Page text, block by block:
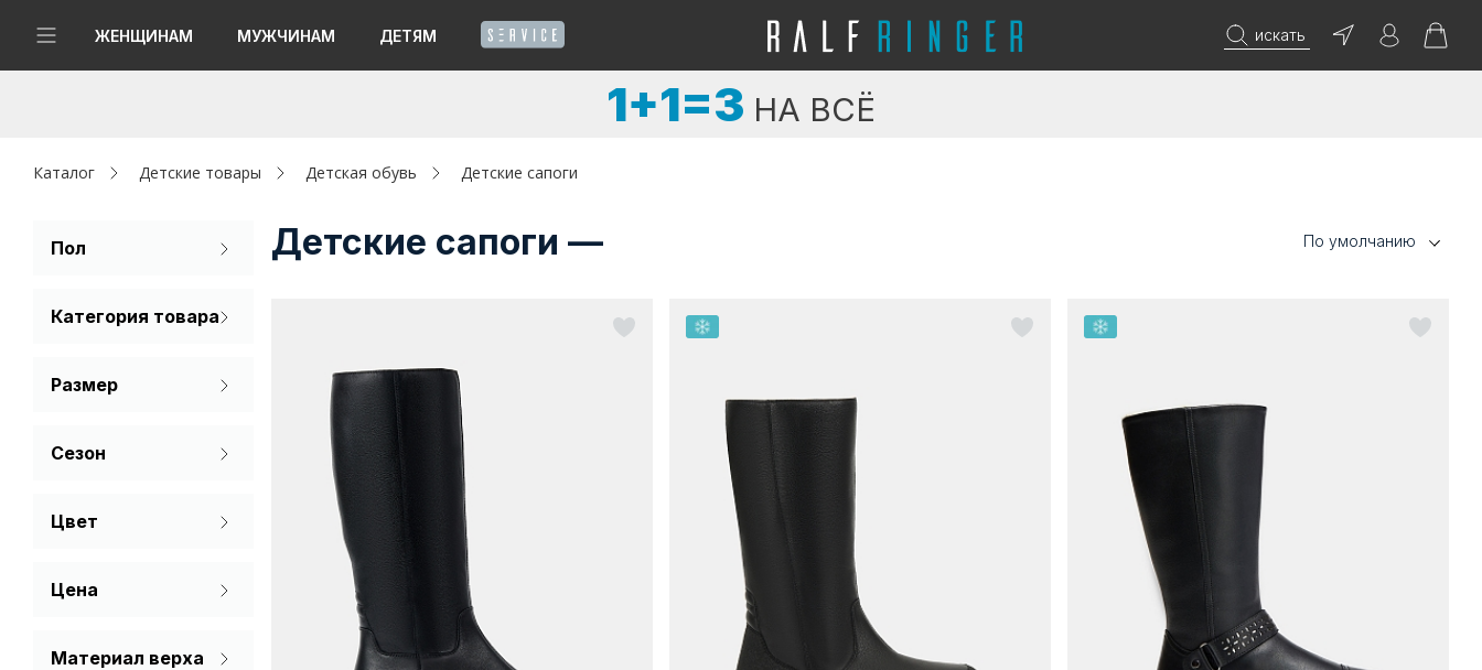
ЖЕНЩИНАМ МУЖЧИНАМ ДЕТЯМ искать
Женщинам
Капсула
Аутлет
1+1=3 НА ВСЁ
Каталог Детские товары Детская обувь Детские сапоги
Пол
Категория товара
Размер
37
Сезон
Зима
Цвет
Цена
Материал верха
Детские сапоги — По умолчанию